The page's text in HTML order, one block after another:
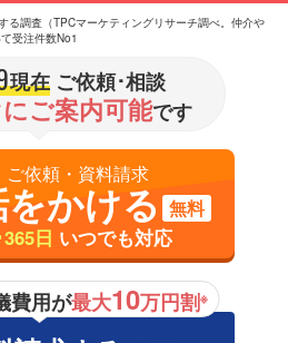
調査（TPCマーケティングリサーチ調べ。仲介や
受注件数No1
現在ご依頼･相談
ご案内可能です
ご依頼・資料請求
かける 無料
日 いつでも対応
費用が最大10万円割※